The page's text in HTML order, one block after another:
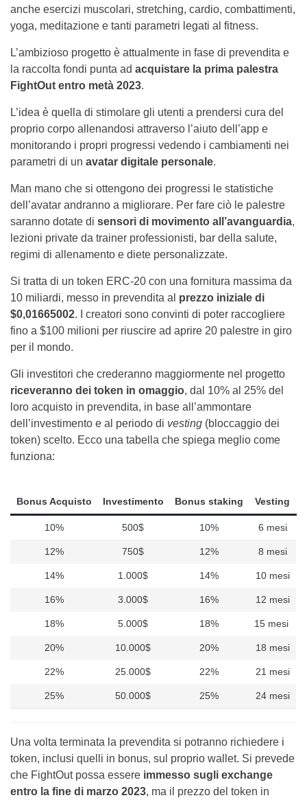
anche esercizi muscolari, stretching, cardio, combattimenti,
yoga, meditazione e tanti parametri legati al fitness.
L’ambizioso progetto è attualmente in fase di prevendita e
la raccolta fondi punta ad acquistare la prima palestra
FightOut entro metà 2023.
L’idea è quella di stimolare gli utenti a prendersi cura del
proprio corpo allenandosi attraverso l’aiuto dell’app e
monitorando i propri progressi vedendo i cambiamenti nei
parametri di un avatar digitale personale.
Man mano che si ottengono dei progressi le statistiche
dell’avatar andranno a migliorare. Per fare ciò le palestre
saranno dotate di sensori di movimento all’avanguardia,
lezioni private da trainer professionisti, bar della salute,
regimi di allenamento e diete personalizzate.
Si tratta di un token ERC-20 con una fornitura massima da
10 miliardi, messo in prevendita al prezzo iniziale di
$0,01665002. I creatori sono convinti di poter raccogliere
fino a $100 milioni per riuscire ad aprire 20 palestre in giro
per il mondo.
Gli investitori che crederanno maggiormente nel progetto
riceveranno dei token in omaggio, dal 10% al 25% del
loro acquisto in prevendita, in base all’ammontare
dell’investimento e al periodo di vesting (bloccaggio dei
token) scelto. Ecco una tabella che spiega meglio come
funziona:
Bonus Acquisto Investimento Bonus staking Vesting
10% 500$ 10% 6 mesi
12% 750$ 12% 8 mesi
14% 1.000$ 14% 10 mesi
16% 3.000$ 16% 12 mesi
18% 5.000$ 18% 15 mesi
20% 10.000$ 20% 18 mesi
22% 25.000$ 22% 21 mesi
25% 50.000$ 25% 24 mesi
Una volta terminata la prevendita si potranno richiedere i
token, inclusi quelli in bonus, sul proprio wallet. Si prevede
che FightOut possa essere immesso sugli exchange
entro la fine di marzo 2023, ma il prezzo del token in